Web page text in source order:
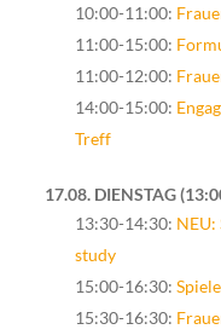
10:00-11:00:
11:00-15:00:
11:00-12:00:
14:00-15:00:
Treff
17.08. DIENSTAG
13:30-14:30: NEU:
study
15:00-16:30:
15:30-16:30: